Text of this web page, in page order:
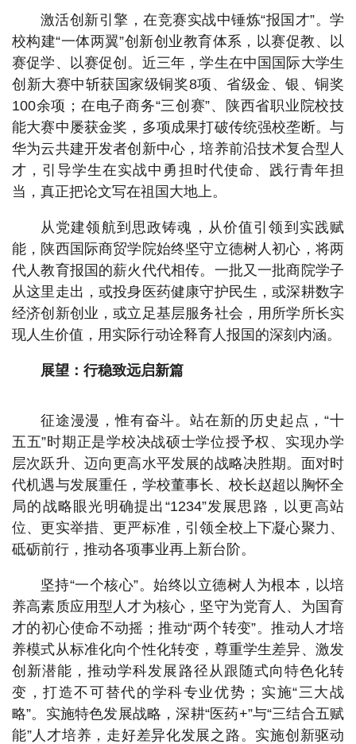
激活创新引擎，在竞赛实战中锤炼“报国才”。学
校构建“一体两翼”创新创业教育体系，以赛促教、以
赛促学、以赛促创。近三年，学生在中国国际大学生
创新大赛中斩获国家级铜奖8项、省级金、银、铜奖
100余项；在电子商务“三创赛”、陕西省职业院校技
能大赛中屡获金奖，多项成果打破传统强校垄断。与
华为云共建开发者创新中心，培养前沿技术复合型人
才，引导学生在实战中勇担时代使命、践行青年担
当，真正把论文写在祖国大地上。
从党建领航到思政铸魂，从价值引领到实践赋
能，陕西国际商贸学院始终坚守立德树人初心，将两
代人教育报国的薪火代代相传。一批又一批商院学子
从这里走出，或投身医药健康守护民生，或深耕数字
经济创新创业，或立足基层服务社会，用所学所长实
现人生价值，用实际行动诠释育人报国的深刻内涵。
展望：行稳致远启新篇
征途漫漫，惟有奋斗。站在新的历史起点，“十
五五”时期正是学校决战硕士学位授予权、实现办学
层次跃升、迈向更高水平发展的战略决胜期。面对时
代机遇与发展重任，学校董事长、校长赵超以胸怀全
局的战略眼光明确提出“1234”发展思路，以更高站
位、更实举措、更严标准，引领全校上下凝心聚力、
砥砺前行，推动各项事业再上新台阶。
坚持“一个核心”。始终以立德树人为根本，以培
养高素质应用型人才为核心，坚守为党育人、为国育
才的初心使命不动摇；推动“两个转变”。推动人才培
养模式从标准化向个性化转变，尊重学生差异、激发
创新潜能，推动学科发展路径从跟随式向特色化转
变，打造不可替代的学科专业优势；实施“三大战
略”。实施特色发展战略，深耕“医药+”与“三结合五赋
能”人才培养，走好差异化发展之路。实施创新驱动